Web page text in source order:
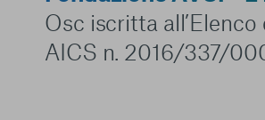
Osc iscritta
AICS n. 2016/337/